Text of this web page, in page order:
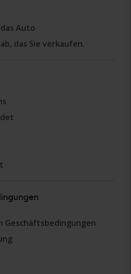
Auto
das Sie verkaufen.
Geschäftsbedingungen